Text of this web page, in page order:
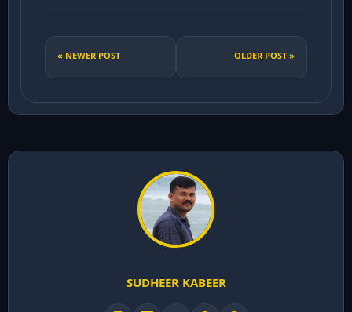
« NEWER POST OLDER POST »
SUDHEER KABEER